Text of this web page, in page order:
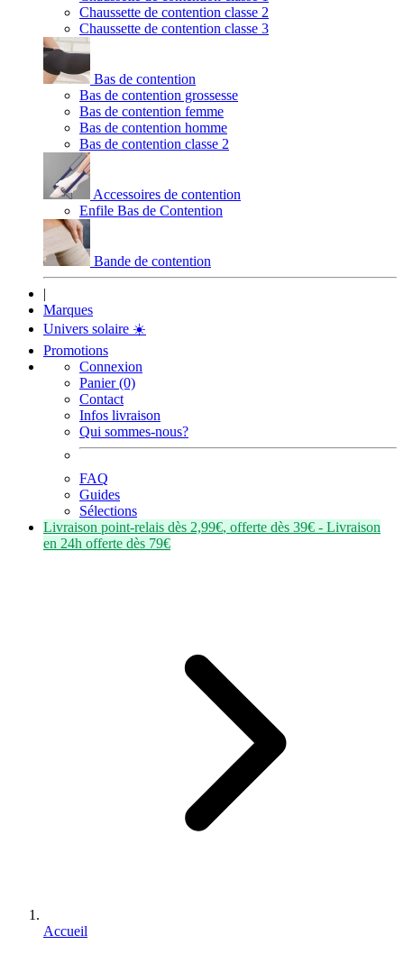
Chaussette de contention classe 2
Chaussette de contention classe 3
Bas de contention
Bas de contention grossesse
Bas de contention femme
Bas de contention homme
Bas de contention classe 2
Accessoires de contention
Enfile Bas de Contention
Bande de contention
|
Marques
Univers solaire ☀️
Promotions
Connexion
Panier (0)
Contact
Infos livraison
Qui sommes-nous?
FAQ
Guides
Sélections
Livraison point-relais dès 2,99€, offerte dès 39€ - Livraison
en 24h offerte dès 79€
Accueil